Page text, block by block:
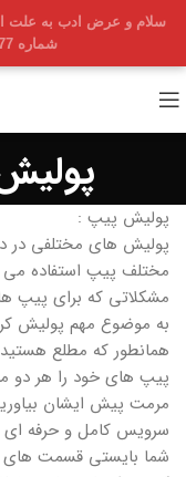
سلام و عرض ادب به علت
شماره 09352200077 امکان پذیر است.
پولیش پیپ :
پولیش های مختلفی
مختلف پیپ استفاده می
مشکلاتی که برای پیپ
به موضوع مهم پولیش
همانطور که مطلع
پیپ های خود را هر دو
مرمت پیش ایشان
سرویس کامل و حرفه ای
شما بایستی قسمت های